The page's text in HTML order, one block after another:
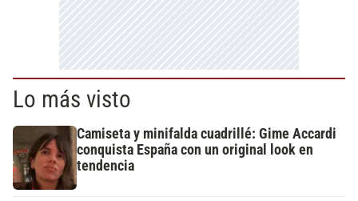
Lo más visto
Camiseta y minifalda cuadrillé: Gime Accardi
conquista España con un original look en
tendencia